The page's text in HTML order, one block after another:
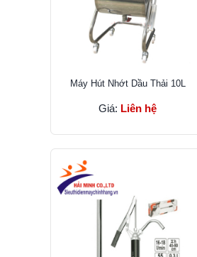
Máy Hút Nhớt Dầu Thải 10L
Giá: Liên hệ